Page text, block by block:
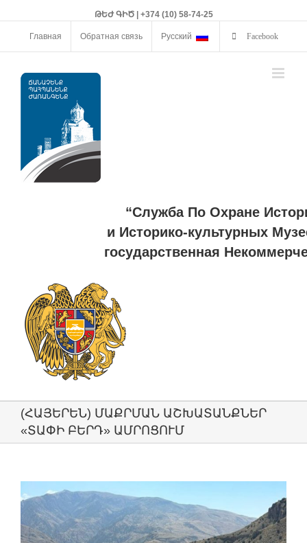
ԹԵԺ ԳԻԾ | +374 (10) 58-74-25
Главная Обратная связь Русский Facebook
“Служба По Охране
и Историко-культурных
государственная
(ՀԱՅԵՐԵՆ) ՄԱՔՐՄԱՆ ԱՇԽԱՏԱՆՔՆԵՐ
«ՏԱՓԻ ԲԵՐԴ» ԱՄՐՈՑՈՒՄ
Larger
Image